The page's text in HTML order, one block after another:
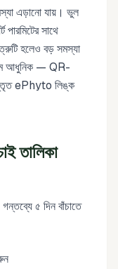
এড়ানো যায়। ভুল
পারমিটের সাথে
হলেও বড় সমস্যা
আধুনিক — QR-
ePhyto লিঙ্ক
তালিকা
৫ দিন বাঁচাতে